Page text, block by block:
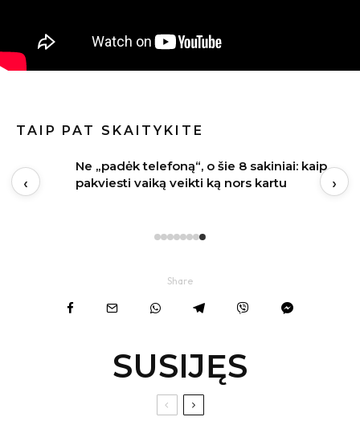
TAIP PAT SKAITYKITE
Ne „padėk telefoną“, o šie 8 sakiniai: kaip
pakviesti vaiką veikti ką nors kartu
‹ ›
Share
SUSIJĘS